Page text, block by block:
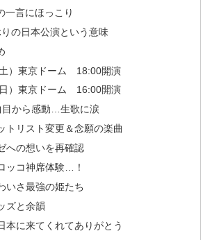
一言にほっこり
の日本公演という意味
）東京ドーム 18:00開演
）東京ドーム 16:00開演
目から感動…生歌に涙
トリスト変更＆念願の楽曲
への想いを再確認
ッコ神席体験…！
いさ最強の姫たち
ズと余韻
に来てくれてありがとう